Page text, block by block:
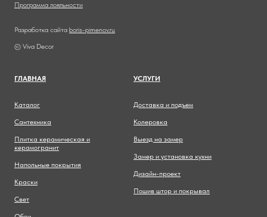
Программа лояльности
Разработка сайта boris-pimenov.ru
© Viva Decor
ГЛАВНАЯ
Каталог
Сантехника
Плитка керамическая и
керамогранит
Напольные покрытия
Краски
Свет
УСЛУГИ
Доставка и подъем
Колеровка
Выезд на замер
Замер и установка кухни
Дизайн-проект
Пошив штор и покрывал